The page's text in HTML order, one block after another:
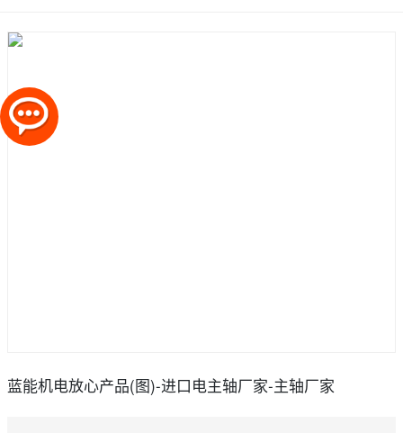
蓝能机电放心产品(图)-进口电主轴厂家-主轴厂家